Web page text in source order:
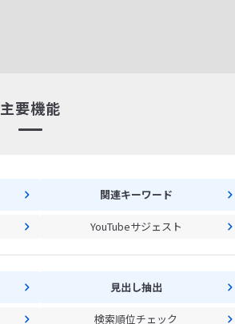
主要機能
関連キーワード
YouTubeサジェスト
見出し抽出
検索順位チェック